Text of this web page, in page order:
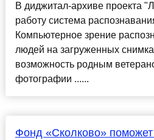
В диджитал-архиве проекта
работу система
Компьютерное зрение
людей на загруженных
возможность родным
фотографии ......
Фонд «Сколково» поможет